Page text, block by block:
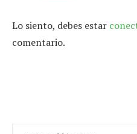
Lo siento, debes estar
comentario.